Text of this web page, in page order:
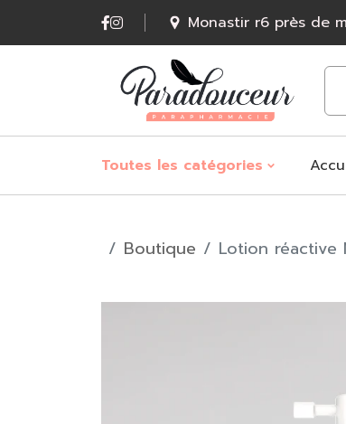
Monastir r6 près de
Toutes les catégories
Boutique Lotion réactive